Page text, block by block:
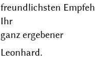
freundlichsten
Ihr
ganz ergebener
Leonhard.